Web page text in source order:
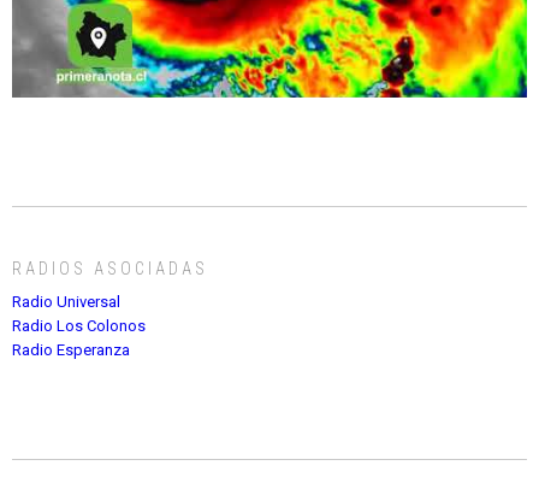
RADIOS ASOCIADAS
Radio Universal
Radio Los Colonos
Radio Esperanza